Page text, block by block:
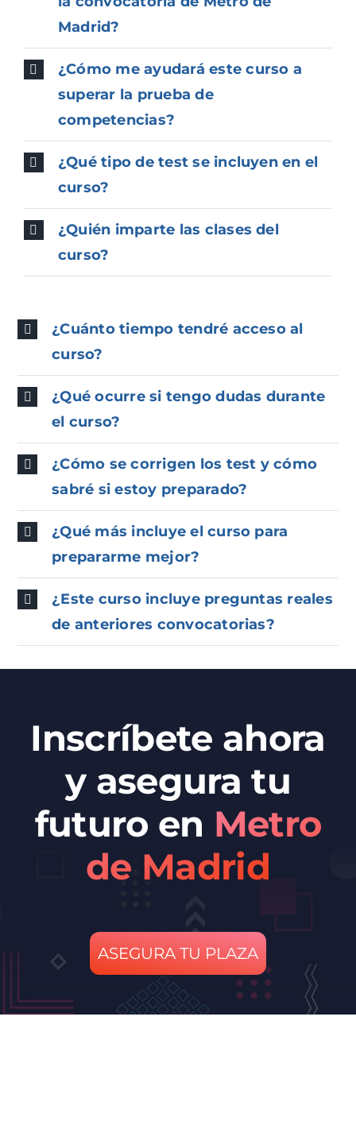
Madrid?
¿Cómo me ayudará este curso a
superar la prueba de
competencias?
¿Qué tipo de test se incluyen en el
curso?
¿Quién imparte las clases del
curso?
¿Cuánto tiempo tendré acceso al
curso?
¿Qué ocurre si tengo dudas durante
el curso?
¿Cómo se corrigen los test y cómo
sabré si estoy preparado?
¿Qué más incluye el curso para
prepararme mejor?
¿Este curso incluye preguntas reales
de anteriores convocatorias?
Inscríbete ahora
y asegura tu
futuro en Metro
de Madrid
ASEGURA TU PLAZA